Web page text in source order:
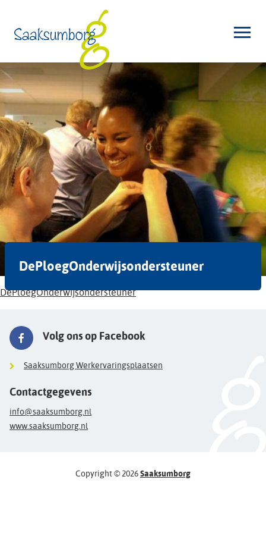
DePloegOnderwijsondersteuner
DePloegOnderwijsondersteuner
Volg ons op Facebook
Saaksumborg Werkervaringsplaatsen
Contactgegevens
info@saaksumborg.nl
www.saaksumborg.nl
Copyright © 2026Saaksumborg